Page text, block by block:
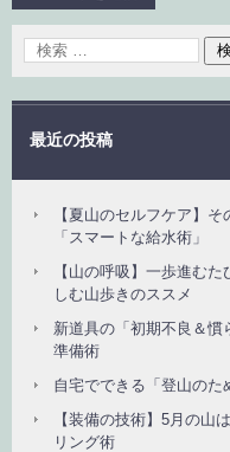
最近の投稿
【夏山のセルフケア】
「スマートな給水術」
【山の呼吸】一歩進む
しむ山歩きのススメ
新道具の「初期不良＆
準備術
自宅でできる「登山のた
【装備の技術】5月の山
リング術